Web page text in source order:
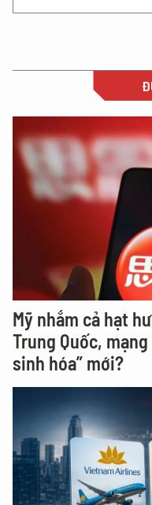
Mỹ nhắm cả hạt
Trung Quốc,
sinh hóa” mới?